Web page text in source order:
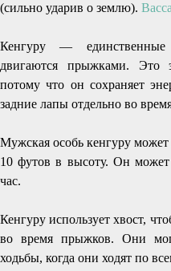
(сильно ударив о землю).
Кенгуру —
двигаются прыжками. Это
потому что он сохраняет
задние лапы отдельно во
Мужская особь кенгуру может
10 футов в высоту. Он
час.
Кенгуру использует хвост,
во время прыжков. Они
ходьбы, когда они ходят по